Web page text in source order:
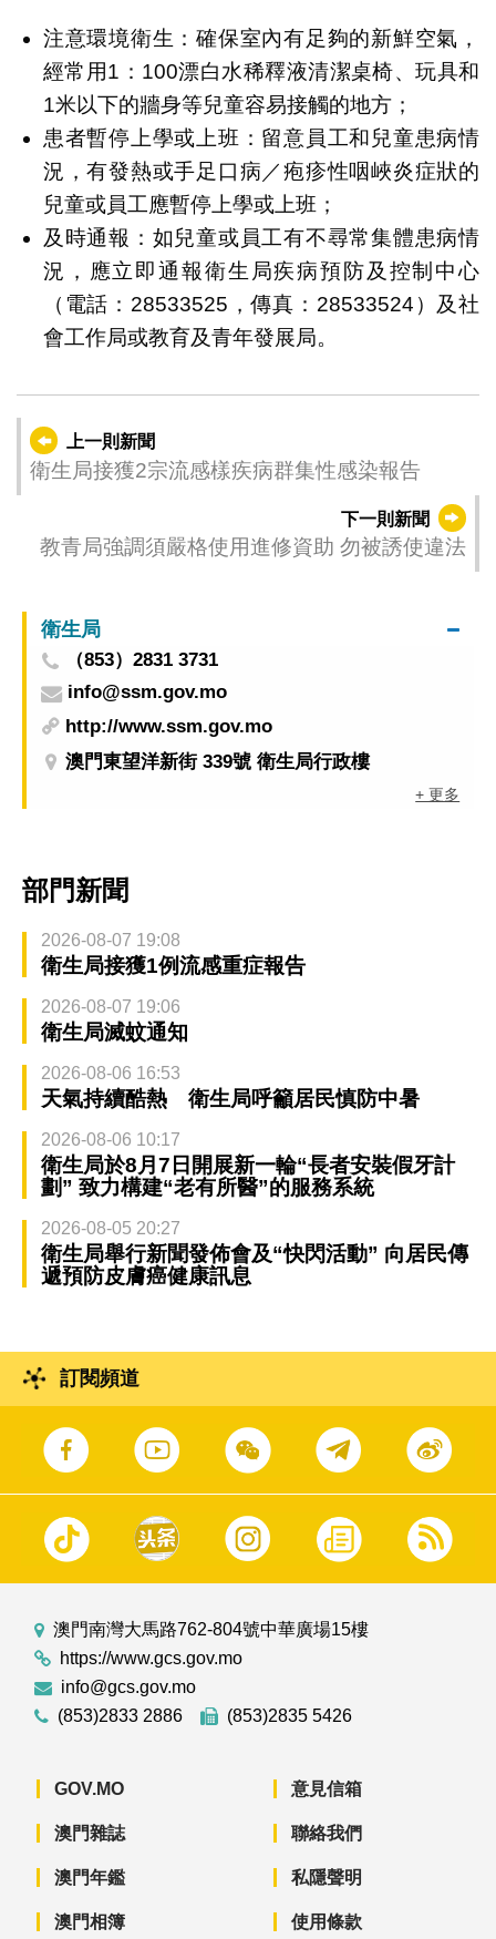
注意環境衛生：確保室內有足夠的新鮮空氣，
經常用1：100漂白水稀釋液清潔桌椅、玩具和
1米以下的牆身等兒童容易接觸的地方；
患者暫停上學或上班：留意員工和兒童患病情
況，有發熱或手足口病／疱疹性咽峽炎症狀的
兒童或員工應暫停上學或上班；
及時通報：如兒童或員工有不尋常集體患病情
況，應立即通報衛生局疾病預防及控制中心
（電話：28533525，傳真：28533524）及社
會工作局或教育及青年發展局。
上一則新聞
衛生局接獲2宗流感樣疾病群集性感染報告
下一則新聞
教青局強調須嚴格使用進修資助 勿被誘使違法
衛生局
（853）2831 3731
info@ssm.gov.mo
http://www.ssm.gov.mo
澳門東望洋新街 339號 衛生局行政樓
+ 更多
部門新聞
2026-08-07 19:08
衛生局接獲1例流感重症報告
2026-08-07 19:06
衛生局滅蚊通知
2026-08-06 16:53
天氣持續酷熱 衛生局呼籲居民慎防中暑
2026-08-06 10:17
衛生局於8月7日開展新一輪“長者安裝假牙計
劃” 致力構建“老有所醫”的服務系統
2026-08-05 20:27
衛生局舉行新聞發佈會及“快閃活動” 向居民傳
遞預防皮膚癌健康訊息
訂閱頻道
澳門南灣大馬路762-804號中華廣場15樓
https://www.gcs.gov.mo
info@gcs.gov.mo
(853)2833 2886
(853)2835 5426
GOV.MO
澳門雜誌
澳門年鑑
澳門相簿
意見信箱
聯絡我們
私隱聲明
使用條款